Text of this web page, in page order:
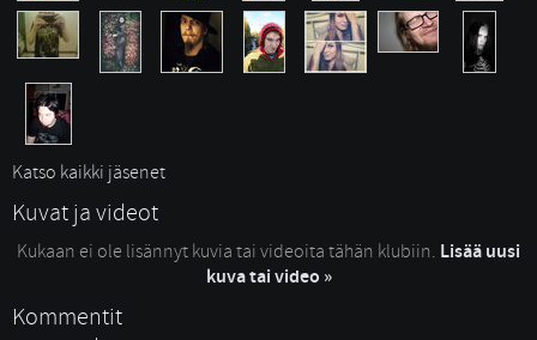
Katso kaikki jäsenet
Kuvat ja videot
Kukaan ei ole lisännyt kuvia tai videoita tähän klubiin. Lisää uusi
kuva tai video »
Kommentit